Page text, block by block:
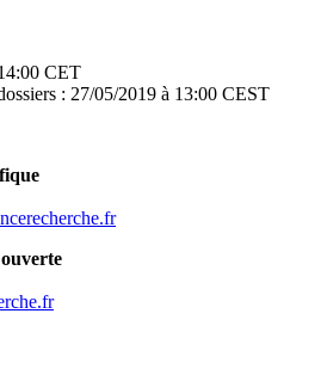
CET
: 27/05/2019 à 13:00 CEST